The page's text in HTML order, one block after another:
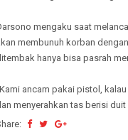
mengaku saat
membunuh korban
hanya bisa pasrah
ancam pakai pistol,
menyerahkan tas berisi